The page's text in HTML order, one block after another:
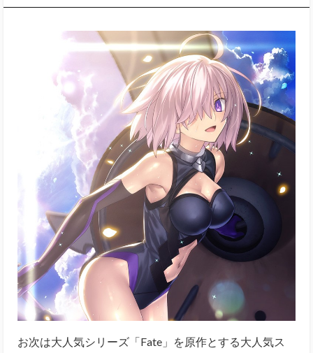
お次は大人気シリーズ「Fate」を原作とする大人気ス